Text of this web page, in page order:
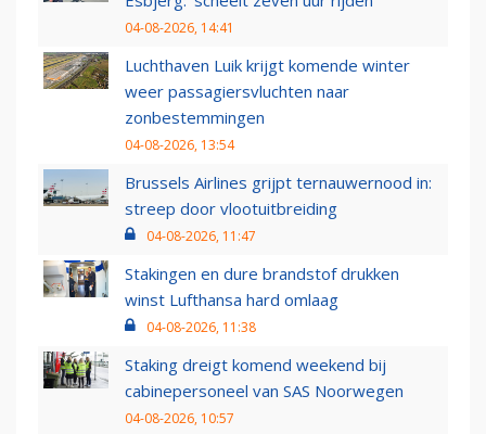
04-08-2026, 14:41
Luchthaven Luik krijgt komende winter
weer passagiersvluchten naar
zonbestemmingen
04-08-2026, 13:54
Brussels Airlines grijpt ternauwernood in:
streep door vlootuitbreiding
04-08-2026, 11:47
Stakingen en dure brandstof drukken
winst Lufthansa hard omlaag
04-08-2026, 11:38
Staking dreigt komend weekend bij
cabinepersoneel van SAS Noorwegen
04-08-2026, 10:57